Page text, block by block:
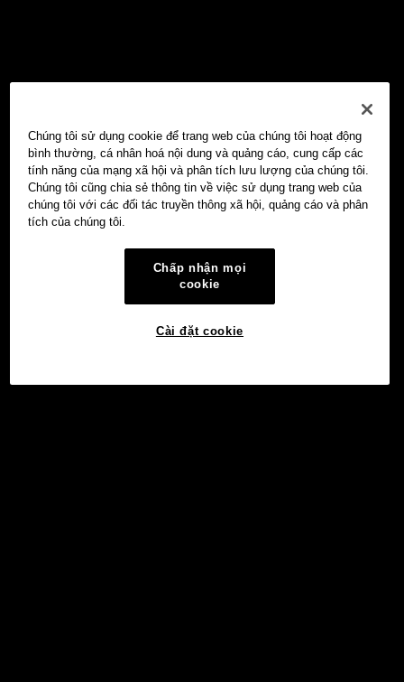
Chúng tôi sử dụng cookie để trang web của chúng tôi hoạt động
bình thường, cá nhân hoá nội dung và quảng cáo, cung cấp các
tính năng của mạng xã hội và phân tích lưu lượng của chúng tôi.
Chúng tôi cũng chia sẻ thông tin về việc sử dụng trang web của
chúng tôi với các đối tác truyền thông xã hội, quảng cáo và phân
tích của chúng tôi.
Chấp nhận mọi
cookie
Cài đặt cookie